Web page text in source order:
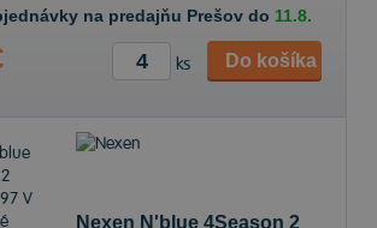
na predajňu Prešov do 11.8.
ks Do košíka
Nexen N'blue 4Season 2